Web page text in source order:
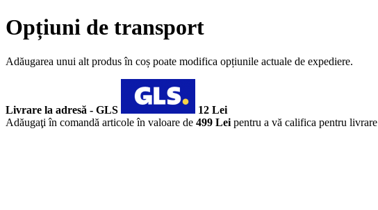
Opțiuni de transport
Adăugarea unui alt produs în coș poate modifica opțiunile actuale de expediere.
Livrare la adresă - GLS
12 Lei
Adăugaţi în comandă articole în valoare de 499 Lei pentru a vă califica pentru livrare